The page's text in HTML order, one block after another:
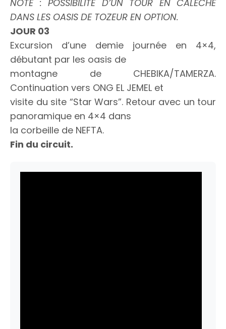
NOTE : POSSIBILITÉ D’UN TOUR EN CALÈCHE
DANS LES OASIS DE TOZEUR EN OPTION.
JOUR 03
Excursion d’une demie journée en 4×4,
débutant par les oasis de
montagne de CHEBIKA/TAMERZA.
Continuation vers ONG EL JEMEL et
visite du site “Star Wars”. Retour avec un tour
panoramique en 4×4 dans
la corbeille de NEFTA.
Fin du circuit.